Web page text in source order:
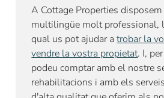
A Cottage Properties
multilingüe molt professional,
qual us pot ajudar atrobar la
vendre la vostra propietat. I,
podeu comptar amb el nostre
rehabilitacions i amb els